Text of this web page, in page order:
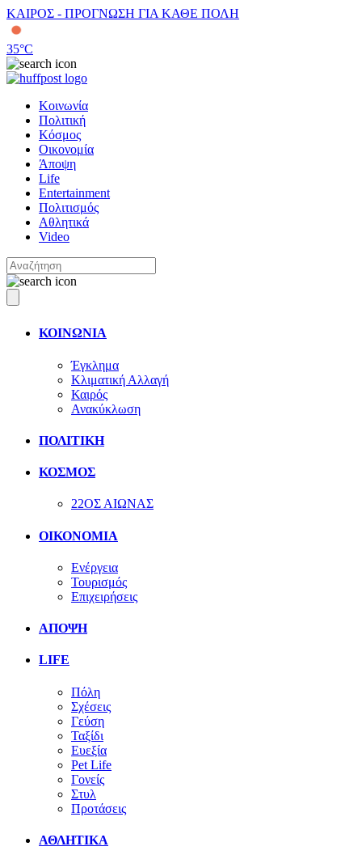
ΚΑΙΡΟΣ - ΠΡΟΓΝΩΣΗ ΓΙΑ ΚΑΘΕ ΠΟΛΗ
35°C
Κοινωνία
Πολιτική
Κόσμος
Οικονομία
Άποψη
Life
Entertainment
Πολιτισμός
Αθλητικά
Video
ΚΟΙΝΩΝΙΑ
Έγκλημα
Κλιματική Αλλαγή
Καιρός
Ανακύκλωση
ΠΟΛΙΤΙΚΗ
ΚΟΣΜΟΣ
22ΟΣ ΑΙΩΝΑΣ
ΟΙΚΟΝΟΜΙΑ
Ενέργεια
Τουρισμός
Επιχειρήσεις
ΑΠΟΨΗ
LIFE
Πόλη
Σχέσεις
Γεύση
Ταξίδι
Ευεξία
Pet Life
Γονείς
Στυλ
Προτάσεις
ΑΘΛΗΤΙΚΑ